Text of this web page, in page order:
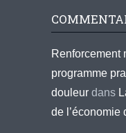
Renforcement
programme
douleur dans
de l’économie